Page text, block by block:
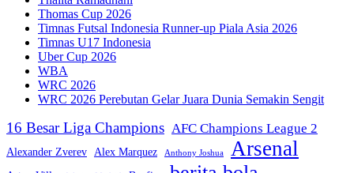
Thomas Cup 2026
Timnas Futsal Indonesia Runner-up Piala Asia 2026
Timnas U17 Indonesia
Uber Cup 2026
WBA
WRC 2026
WRC 2026 Perebutan Gelar Juara Dunia Semakin Sengit
16 Besar Liga Champions AFC Champions League 2
Alexander Zverev Alex Marquez Anthony Joshua Arsenal